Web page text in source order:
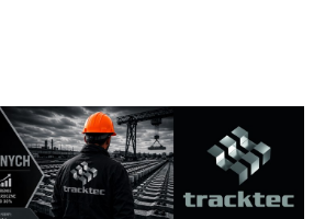
/Sport/
Polski i Litwy w Suwałki Arenie
Pinterest Tumblr
0 Reddit Share